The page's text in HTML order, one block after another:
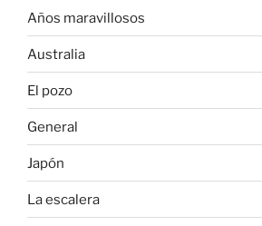
Años maravillosos
Australia
El pozo
General
Japón
La escalera